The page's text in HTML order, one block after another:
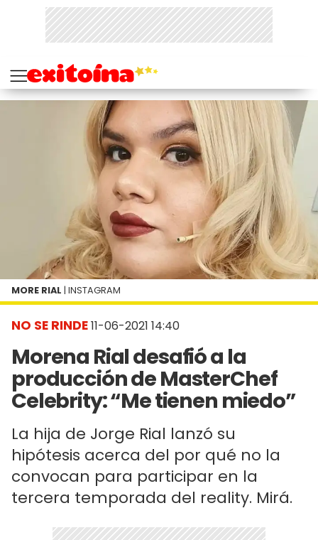
NO SE RINDE11-06-2021 14:40
Morena Rial desafió a la
producción de MasterChef
Celebrity: “Me tienen miedo”
La hija de Jorge Rial lanzó su
hipótesis acerca del por qué no la
convocan para participar en la
tercera temporada del reality. Mirá.
MORE RIAL | INSTAGRAM